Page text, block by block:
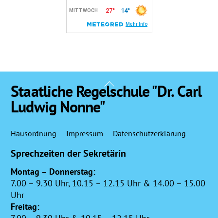
Back
To
Staatliche Regelschule "Dr. Carl
Ludwig Nonne"
Hausordnung Impressum Datenschutzerklärung
Sprechzeiten der Sekretärin
Montag – Donnerstag:
7.00 – 9.30 Uhr, 10.15 – 12.15 Uhr & 14.00 – 15.00
Uhr
Freitag: